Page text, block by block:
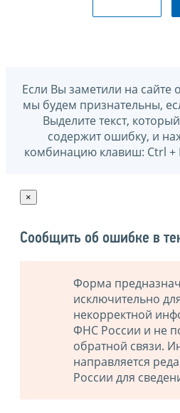
Если Вы заметили на сайте
мы будем признательны,
Выделите текст,
содержит ошибку, и
комбинацию клавиш: Ctrl +
×
Сообщить об ошибке в
Форма
исключительно
некорректной
ФНС России и не
обратной связи.
направляется
России для